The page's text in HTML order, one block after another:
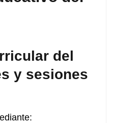
del
y sesiones